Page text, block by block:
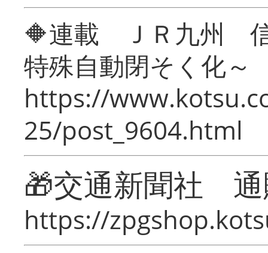
🔶連載 ＪＲ九州 信
特殊自動閉そく化～
https://
25/post_9604.html
🎁交通新聞社
https://